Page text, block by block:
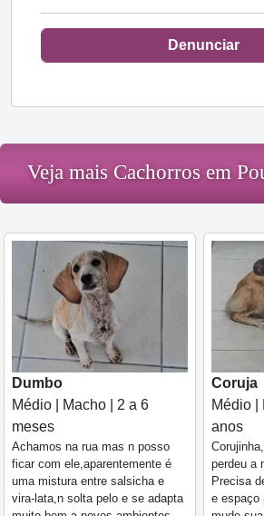
Denunciar
Veja mais Cachorros em
Dumbo
Médio | Macho | 2 a 6
meses
Achamos na rua mas n posso
ficar com ele,aparentemente é
uma mistura entre salsicha e
vira-lata,n solta pelo e se adapta
Coruja
Médio |
anos
perdeu a
Precisa
e espaço